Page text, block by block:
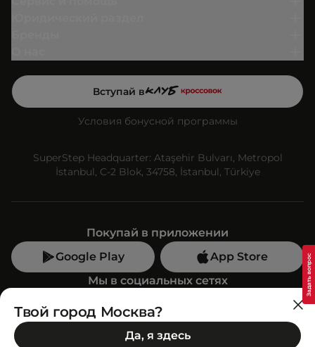
Вступай в
Условия бонусной программы
SuperStep Headquarter: Ataşehir Bulvarı, Metropol
İstanbul, C-2 Blok, 34758, İstanbul, Türkiye
Покупай в приложении
Google Play
App Store
Мы в социальных сетях
Позвони нам
+7 (499) 350-55-33
Твой город Москва?
Да, я здесь